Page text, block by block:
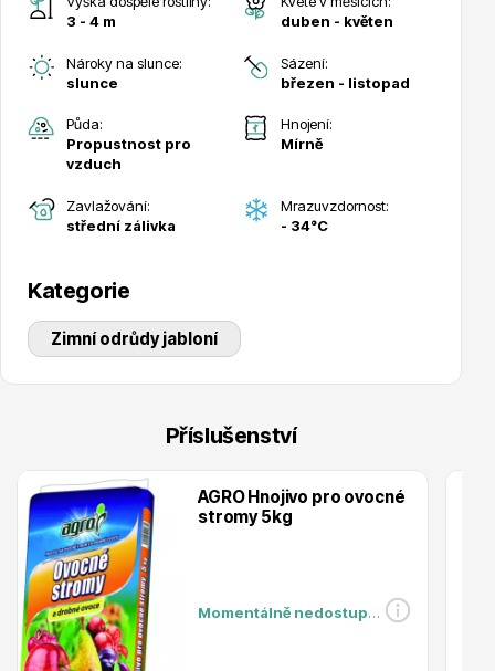
Drobná ovoce
Substráty, hnojiva, kůra
Trvalky
3 - 4 m
duben - květen
Nároky na slunce:
slunce
Sázení:
březen - listopad
Půda:
Propustnost pro
vzduch
Hnojení:
Mírně
Zavlažování:
střední zálivka
Mrazuvzdornost:
- 34°C
Kategorie
Zimní odrůdy jabloní
Příslušenství
AGRO Hnojivo pro ovocné
stromy 5kg
Momentálně nedostupné